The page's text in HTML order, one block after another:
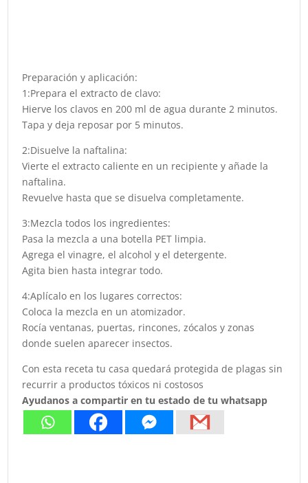
Preparación y aplicación:
1:Prepara el extracto de clavo:
Hierve los clavos en 200 ml de agua durante 2 minutos.
Tapa y deja reposar por 5 minutos.
2:Disuelve la naftalina:
Vierte el extracto caliente en un recipiente y añade la
naftalina.
Revuelve hasta que se disuelva completamente.
3:Mezcla todos los ingredientes:
Pasa la mezcla a una botella PET limpia.
Agrega el vinagre, el alcohol y el detergente.
Agita bien hasta integrar todo.
4:Aplícalo en los lugares correctos:
Coloca la mezcla en un atomizador.
Rocía ventanas, puertas, rincones, zócalos y zonas
donde suelen aparecer insectos.
Con esta receta tu casa quedará protegida de plagas sin
recurrir a productos tóxicos ni costosos
Ayudanos a compartir en tu estado de tu whatsapp